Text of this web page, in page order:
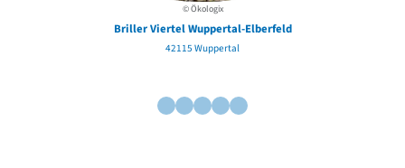
© Ökologix
Briller Viertel Wuppertal-Elberfeld
42115 Wuppertal